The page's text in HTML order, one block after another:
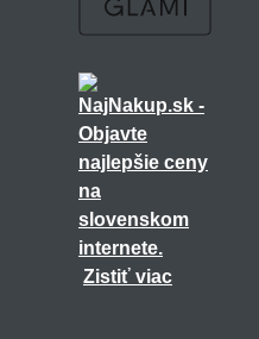
Zistiť viac